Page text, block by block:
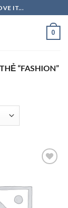
IT...
0
“FASHION”